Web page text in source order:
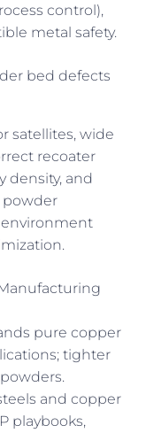
control),
metal safety.
bed defects
satellites, wide
recoater
density, and
powder
pure copper
tighter
and copper
playbooks,